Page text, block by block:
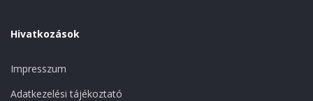
Hivatkozások
Impresszum
Adatkezelési tájékoztató